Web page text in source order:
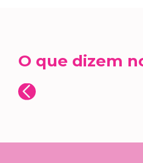
O que dizem